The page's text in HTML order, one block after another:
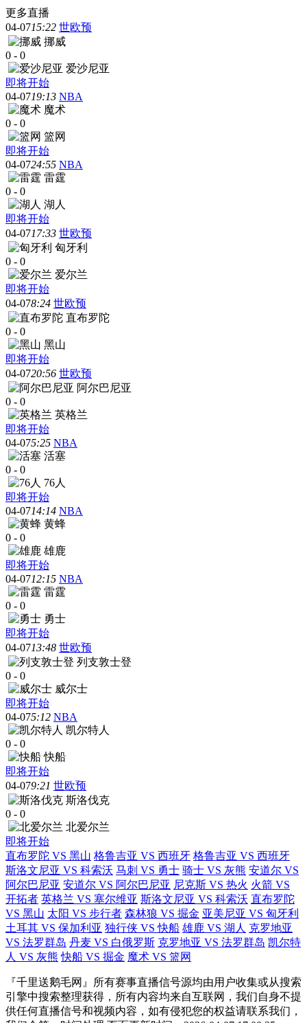
更多直播
04-0715:22 世欧预
挪威
0 - 0
爱沙尼亚
即将开始
04-0719:13 NBA
魔术
0 - 0
篮网
即将开始
04-0724:55 NBA
雷霆
0 - 0
湖人
即将开始
04-0717:33 世欧预
匈牙利
0 - 0
爱尔兰
即将开始
04-078:24 世欧预
直布罗陀
0 - 0
黑山
即将开始
04-0720:56 世欧预
阿尔巴尼亚
0 - 0
英格兰
即将开始
04-075:25 NBA
活塞
0 - 0
76人
即将开始
04-0714:14 NBA
黄蜂
0 - 0
雄鹿
即将开始
04-0712:15 NBA
雷霆
0 - 0
勇士
即将开始
04-0713:48 世欧预
列支敦士登
0 - 0
威尔士
即将开始
04-075:12 NBA
凯尔特人
0 - 0
快船
即将开始
04-079:21 世欧预
斯洛伐克
0 - 0
北爱尔兰
即将开始
直布罗陀 VS 黑山 格鲁吉亚 VS 西班牙 格鲁吉亚 VS 西班牙
斯洛文尼亚 VS 科索沃 马刺 VS 勇士 骑士 VS 灰熊 安道尔 VS
阿尔巴尼亚 安道尔 VS 阿尔巴尼亚 尼克斯 VS 热火 火箭 VS
开拓者 英格兰 VS 塞尔维亚 斯洛文尼亚 VS 科索沃 直布罗陀
VS 黑山 太阳 VS 步行者 森林狼 VS 掘金 亚美尼亚 VS 匈牙利
土耳其 VS 保加利亚 独行侠 VS 快船 雄鹿 VS 湖人 克罗地亚
VS 法罗群岛 丹麦 VS 白俄罗斯 克罗地亚 VS 法罗群岛 凯尔特
人 VS 灰熊 快船 VS 掘金 魔术 VS 篮网
『千里送鹅毛网』所有赛事直播信号源均由用户收集或从搜索
引擎中搜索整理获得，所有内容均来自互联网，我们自身不提
供任何直播信号和视频内容，如有侵犯您的权益请联系我们，